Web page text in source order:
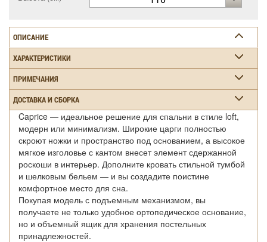
ОПИСАНИЕ
ХАРАКТЕРИСТИКИ
ПРИМЕЧАНИЯ
ДОСТАВКА И СБОРКА
Caprice — идеальное решение для спальни в стиле loft,
модерн или минимализм. Широкие царги полностью
скроют ножки и пространство под основанием, а высокое
мягкое изголовье с кантом внесет элемент сдержанной
роскоши в интерьер. Дополните кровать стильной тумбой
и шелковым бельем — и вы создадите поистине
комфортное место для сна.
Покупая модель с подъемным механизмом, вы
получаете не только удобное ортопедическое основание,
но и объемный ящик для хранения постельных
принадлежностей.